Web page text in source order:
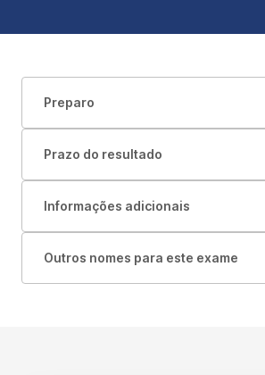
Preparo
Prazo do resultado
Informações adicionais
Outros nomes para este exame